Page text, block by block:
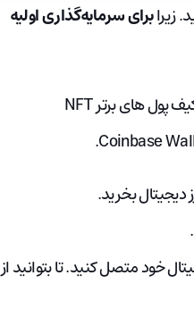
برای سرمایه‌گذاری اولیه
کیف پول به شما امکان دسترسی به دارایی های دیجیتالی شما را می دهد. کیف پول های برتر NFT
دیجیتال بخرید.
خود متصل کنید. تا بتوانید از